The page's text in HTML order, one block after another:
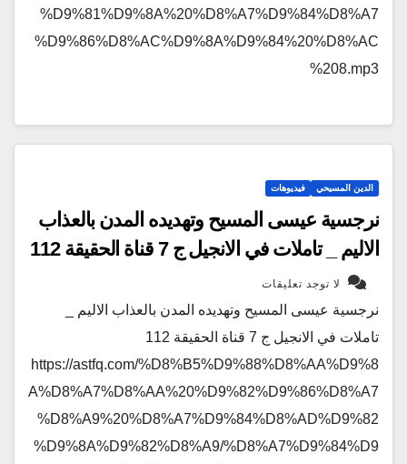
%D9%81%D9%8A%20%D8%A7%D9%84%D8%A7
%D9%86%D8%AC%D9%8A%D9%84%20%D8%AC
%208.mp3
الدين المسيحي فيديوهات
نرجسية عيسى المسيح وتهديده المدن بالعذاب
الاليم _ تاملات في الانجيل ج 7 قناة الحقيقة 112
لا توجد تعليقات
نرجسية عيسى المسيح وتهديده المدن بالعذاب الاليم _
تاملات في الانجيل ج 7 قناة الحقيقة 112
https://astfq.com/%D8%B5%D9%88%D8%AA%D9%8
A%D8%A7%D8%AA%20%D9%82%D9%86%D8%A7
%D8%A9%20%D8%A7%D9%84%D8%AD%D9%82
%D9%8A%D9%82%D8%A9/%D8%A7%D9%84%D9